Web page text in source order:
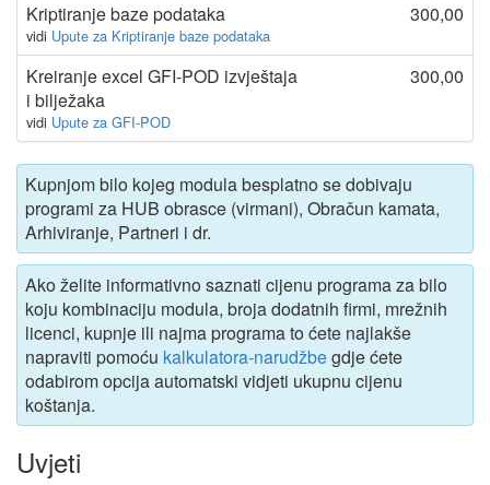
Kriptiranje baze podataka
vidi Upute za Kriptiranje baze podataka
300,00
Kreiranje excel GFI-POD izvještaja
i bilježaka
vidi Upute za GFI-POD
300,00
Kupnjom bilo kojeg modula besplatno se dobivaju
programi za HUB obrasce (virmani), Obračun kamata,
Arhiviranje, Partneri i dr.
Ako želite informativno saznati cijenu programa za bilo
koju kombinaciju modula, broja dodatnih firmi, mrežnih
licenci, kupnje ili najma programa to ćete najlakše
napraviti pomoću kalkulatora-narudžbegdje ćete
odabirom opcija automatski vidjeti ukupnu cijenu
koštanja.
Uvjeti